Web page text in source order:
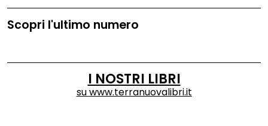
Scopri l'ultimo numero
I NOSTRI LIBRI
suwww.terranuovalibri.it